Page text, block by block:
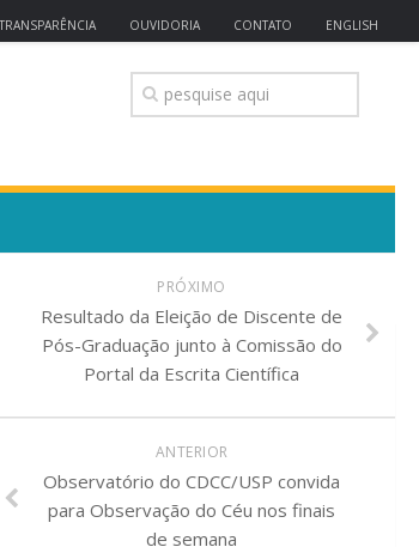
TRANSPARÊNCIA OUVIDORIA CONTATO ENGLISH
PRÓXIMO
Resultado da Eleição de Discente de
Pós-Graduação junto à Comissão do
Portal da Escrita Científica
ANTERIOR
Observatório do CDCC/USP convida
para Observação do Céu nos finais
de semana